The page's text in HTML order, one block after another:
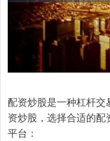
配资炒股是一种杠杆
资炒股，选择合适的
平台：